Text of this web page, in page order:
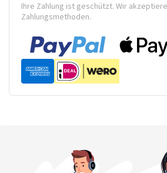
Ihre Zahlung ist geschützt. Wir
Zahlungsmethoden.